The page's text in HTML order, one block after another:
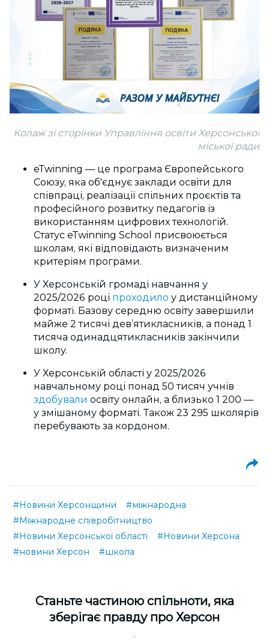
Колаж зі сторінки Управління освіти Херсонської
міської ради
eTwinning — це програма Європейського
Союзу, яка об'єднує заклади освіти для
співпраці, реалізації спільних проєктів та
професійного розвитку педагогів із
використанням цифрових технологій.
Статус eTwinning School присвоюється
школам, які відповідають визначеним
критеріям програми.
У Херсонській громаді навчання у
2025/2026 році проходило у дистанційному
форматі. Базову середню освіту завершили
майже 2 тисячі дев’ятикласників, а понад 1
тисяча одинадцятикласників закінчили
школу.
У Херсонській області у 2025/2026
навчальному році понад 50 тисяч учнів
здобували освіту онлайн, а близько 1 200 —
у змішаному форматі. Також 23 295 школярів
перебувають за кордоном.
#Новини Херсонщини
#міжнародна
#Міжнародне співробітництво
#Новини Херсонської області
#Новини Херсона
#новини Херсон
#школа
Cтаньте частиною спільноти, яка
зберігає правду про Херсон